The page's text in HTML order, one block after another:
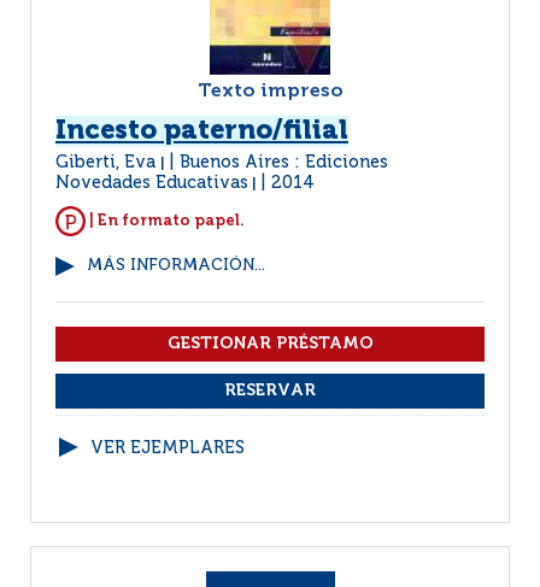
Texto impreso
Incesto paterno/filial
Giberti, Eva
Buenos Aires : Ediciones
Novedades Educativas
2014
| En formato papel.
MÁS INFORMACIÓN...
VER EJEMPLARES